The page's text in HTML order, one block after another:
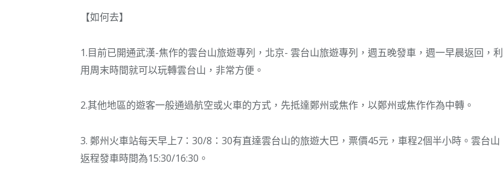
【如何去】
1.目前已開通武漢-焦作的雲台山旅遊專列，北京- 雲台山旅遊專列，週五晚發車，週一早晨返回，利
用周末時間就可以玩轉雲台山，非常方便。
2.其他地區的遊客一般通過航空或火車的方式，先抵達鄭州或焦作，以鄭州或焦作作為中轉。
3. 鄭州火車站每天早上7：30/8：30有直達雲台山的旅遊大巴，票價45元，車程2個半小時。雲台山
返程發車時間為15:30/16:30。